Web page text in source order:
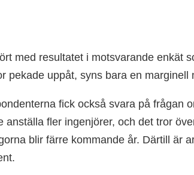
med resultatet i motsvarande enkät
pekade uppåt, syns bara en marginell
fick också svara på frågan
anställa fler ingenjörer, och det tror
blir färre kommande år. Därtill är